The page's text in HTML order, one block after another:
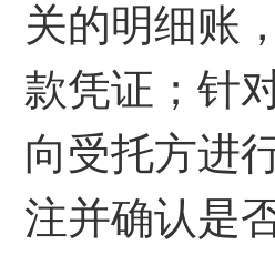
关的明细账
款凭证；针
向受托方进
注并确认是